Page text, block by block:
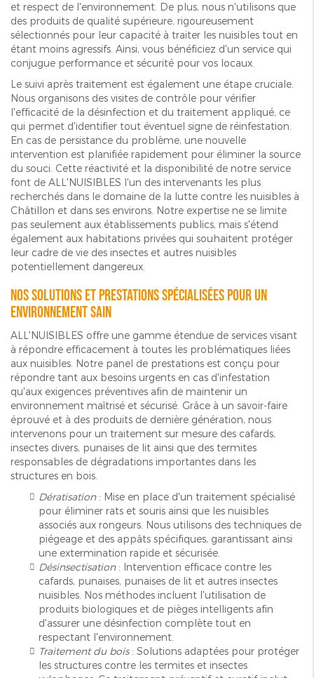
et respect de l'environnement. De plus, nous n'utilisons que
des produits de qualité supérieure, rigoureusement
sélectionnés pour leur capacité à traiter les nuisibles tout en
étant moins agressifs. Ainsi, vous bénéficiez d'un service qui
conjugue performance et sécurité pour vos locaux.
Le suivi après traitement est également une étape cruciale.
Nous organisons des visites de contrôle pour vérifier
l'efficacité de la désinfection et du traitement appliqué, ce
qui permet d'identifier tout éventuel signe de réinfestation.
En cas de persistance du problème, une nouvelle
intervention est planifiée rapidement pour éliminer la source
du souci. Cette réactivité et la disponibilité de notre service
font de ALL'NUISIBLES l'un des intervenants les plus
recherchés dans le domaine de la lutte contre les nuisibles à
Châtillon et dans ses environs. Notre expertise ne se limite
pas seulement aux établissements publics, mais s'étend
également aux habitations privées qui souhaitent protéger
leur cadre de vie des insectes et autres nuisibles
potentiellement dangereux.
Nos solutions et prestations spécialisées pour un
environnement sain
ALL'NUISIBLES offre une gamme étendue de services visant
à répondre efficacement à toutes les problématiques liées
aux nuisibles. Notre panel de prestations est conçu pour
répondre tant aux besoins urgents en cas d'infestation
qu'aux exigences préventives afin de maintenir un
environnement maîtrisé et sécurisé. Grâce à un savoir-faire
éprouvé et à des produits de dernière génération, nous
intervenons pour un traitement sur mesure des cafards,
insectes divers, punaises de lit ainsi que des termites
responsables de dégradations importantes dans les
structures en bois.
Dératisation: Mise en place d'un traitement spécialisé
pour éliminer rats et souris ainsi que les nuisibles
associés aux rongeurs. Nous utilisons des techniques de
piégeage et des appâts spécifiques, garantissant ainsi
une extermination rapide et sécurisée.
Désinsectisation: Intervention efficace contre les
cafards, punaises, punaises de lit et autres insectes
nuisibles. Nos méthodes incluent l'utilisation de
produits biologiques et de pièges intelligents afin
d'assurer une désinfection complète tout en
respectant l'environnement.
Traitement du bois: Solutions adaptées pour protéger
les structures contre les termites et insectes